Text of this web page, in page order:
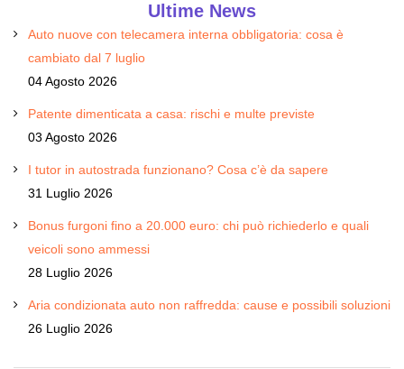
Ultime News
Auto nuove con telecamera interna obbligatoria: cosa è
cambiato dal 7 luglio
04 Agosto 2026
Patente dimenticata a casa: rischi e multe previste
03 Agosto 2026
I tutor in autostrada funzionano? Cosa c’è da sapere
31 Luglio 2026
Bonus furgoni fino a 20.000 euro: chi può richiederlo e quali
veicoli sono ammessi
28 Luglio 2026
Aria condizionata auto non raffredda: cause e possibili soluzioni
26 Luglio 2026